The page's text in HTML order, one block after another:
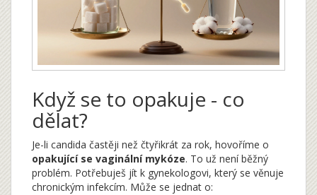
Když se to opakuje - co
dělat?
Je-li candida častěji než čtyřikrát za rok, hovoříme o
opakující se vaginální mykóze. To už není běžný
problém. Potřebuješ jít k gynekologovi, který se věnuje
chronickým infekcím. Může se jednat o: